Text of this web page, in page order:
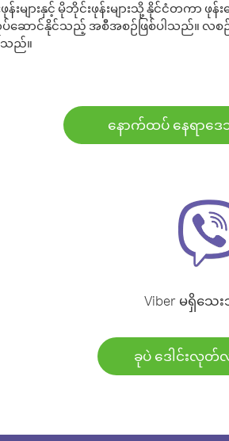
များနှင့် မိုဘိုင်းဖုန်းများသို့ နိုင်ငံတကာ
ောင်နိုင်သည့် အစီအစဉ်ဖြစ်ပါသည်။ လစ
သည်။
နောက်ထပ် နေရာဒေ
Viber မရှိသေး
ခုပဲ ဒေါင်းလုတ်